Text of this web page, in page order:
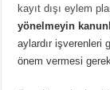
kayıt dışı eylem
yönelmeyin
aylardır işverenleri
önem vermesi